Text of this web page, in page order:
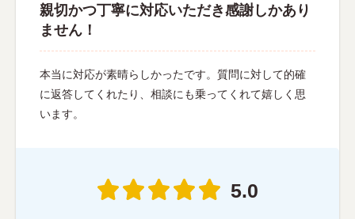
親切かつ丁寧に対応いただき感謝しかあり
ません！
本当に対応が素晴らしかったです。質問に対して的確
に返答してくれたり、相談にも乗ってくれて嬉しく思
います。
5.0